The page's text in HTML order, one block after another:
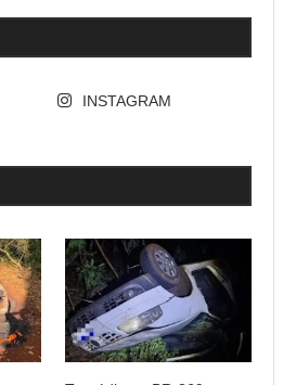
INSTAGRAM